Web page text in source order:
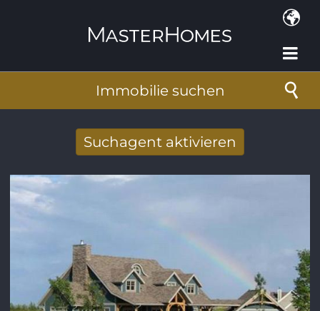
Immobilie suchen
Suchagent aktivieren